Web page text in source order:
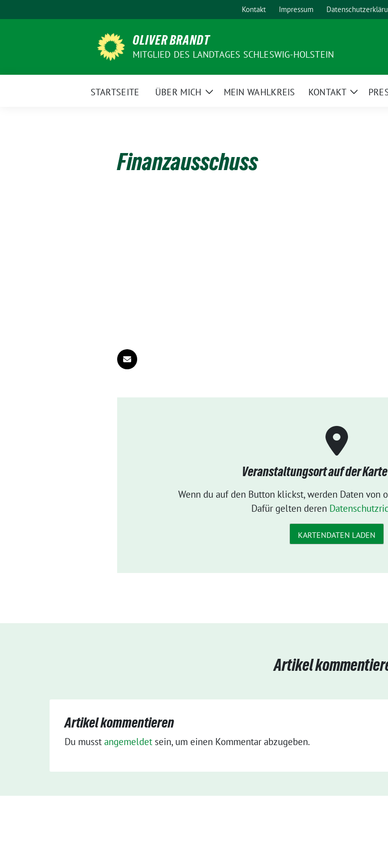
zum
Kontakt Impressum
OLIVER BRANDT
MITGLIED DES LANDTAGES SCHLESWIG-HOLSTEIN
STARTSEITE ÜBER MICH
ZeigeMEIN WAHLKREIS KONTAKT
Zeige
Finanzausschuss
Veranstaltungsort auf der
Wenn du auf den Button klickst, werden Daten von
Dafür gelten deren
KARTENDATEN LADEN
Artikel
Artikel kommentieren
Du musst angemeldet sein, um einen Kommentar abzugeben.